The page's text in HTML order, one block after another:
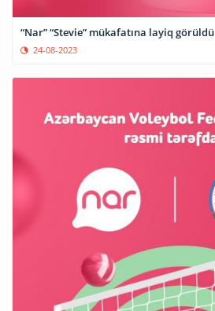
“Nar” “Stevie” mükafatına layiq görüldü
24-08-2023